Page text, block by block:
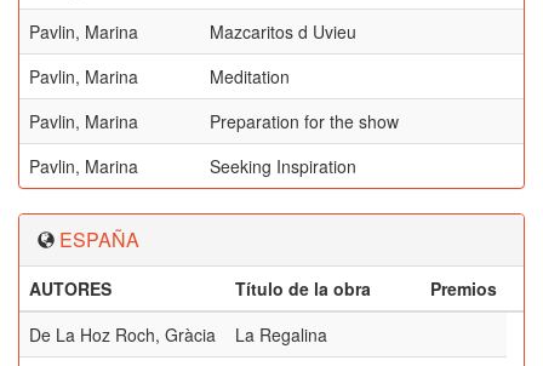
Pavlin, Marina
Mazcaritos d Uvieu
Pavlin, Marina
Meditation
Pavlin, Marina
Preparation for the show
Pavlin, Marina
Seeking Inspiration
ESPAÑA
AUTORES Título de la obra
Premios
De La Hoz Roch, Gràcia
La Regalina